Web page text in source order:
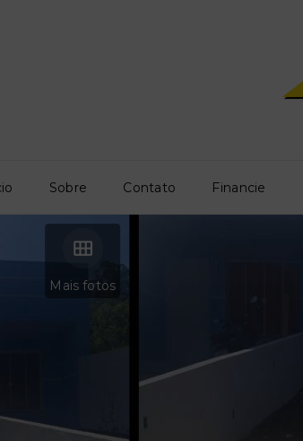
Sobre Contato Financie
Mais fotos